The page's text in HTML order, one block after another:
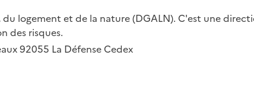
logement et de la nature (DGALN). C'est une
des risques.
92055 La Défense Cedex